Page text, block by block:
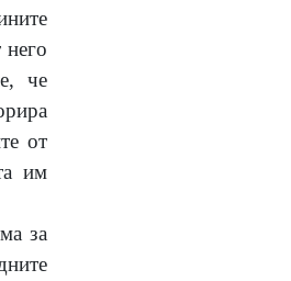
него
че
от
им
за